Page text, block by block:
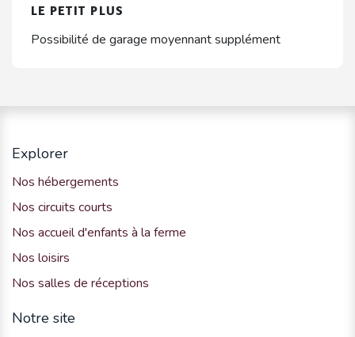
LE PETIT PLUS
Possibilité de garage moyennant supplément
Explorer
Nos hébergements
Nos circuits courts
Nos accueil d'enfants à la ferme
Nos loisirs
Nos salles de réceptions
Notre site